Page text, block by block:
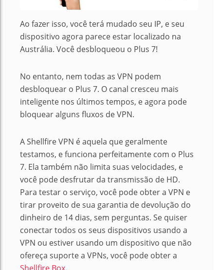
Ao fazer isso, você terá mudado seu IP, e seu
dispositivo agora parece estar localizado na
Austrália. Você desbloqueou o Plus 7!
No entanto, nem todas as VPN podem
desbloquear o Plus 7. O canal cresceu mais
inteligente nos últimos tempos, e agora pode
bloquear alguns fluxos de VPN.
A Shellfire VPN é aquela que geralmente
testamos, e funciona perfeitamente com o Plus
7. Ela também não limita suas velocidades, e
você pode desfrutar da transmissão de HD.
Para testar o serviço, você pode obter a VPN e
tirar proveito de sua garantia de devolução do
dinheiro de 14 dias, sem perguntas. Se quiser
conectar todos os seus dispositivos usando a
VPN ou estiver usando um dispositivo que não
ofereça suporte a VPNs, você pode obter a